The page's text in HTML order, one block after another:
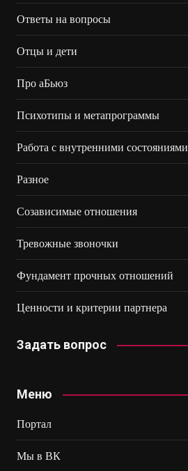
Ответы на вопросы
Отцы и дети
Про аБьюз
Психотипы и метапрограммы
Работа с внутренними состояниями
Разное
Созависимые отношения
Тревожные звоночки
Фундамент прочных отношений
Ценности и критерии партнера
Задать вопрос
Меню
Портал
Мы в ВК